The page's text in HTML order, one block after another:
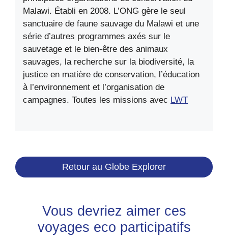
Malawi. Établi en 2008. L’ONG gère le seul
sanctuaire de faune sauvage du Malawi et une
série d’autres programmes axés sur le
sauvetage et le bien-être des animaux
sauvages, la recherche sur la biodiversité, la
justice en matière de conservation, l’éducation
à l’environnement et l’organisation de
campagnes. Toutes les missions avec LWT
Retour au Globe Explorer
Vous devriez aimer ces
voyages eco participatifs